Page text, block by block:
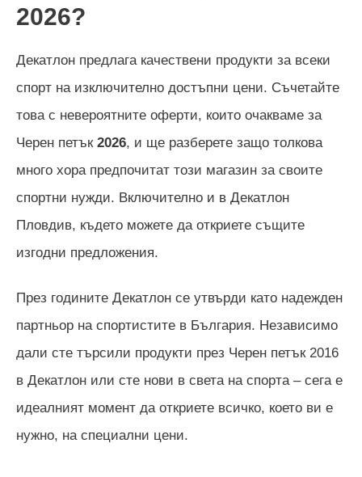
2026?
Декатлон предлага качествени продукти за всеки
спорт на изключително достъпни цени. Съчетайте
това с невероятните оферти, които очакваме за
Черен петък 2026, и ще разберете защо толкова
много хора предпочитат този магазин за своите
спортни нужди. Включително и в Декатлон
Пловдив, където можете да откриете същите
изгодни предложения.
През годините Декатлон се утвърди като надежден
партньор на спортистите в България. Независимо
дали сте търсили продукти през Черен петък 2016
в Декатлон или сте нови в света на спорта – сега е
идеалният момент да откриете всичко, което ви е
нужно, на специални цени.